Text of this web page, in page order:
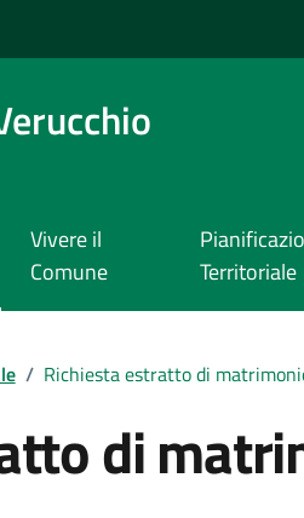
Vivere il
Comune
Territoriale
/ Richiesta estratto di
di